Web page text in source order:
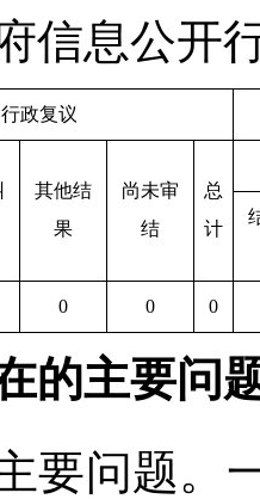
信息公开
行政复议
其他结
果
尚未审
结
总
计
0 0 0
的主要问
主要问题